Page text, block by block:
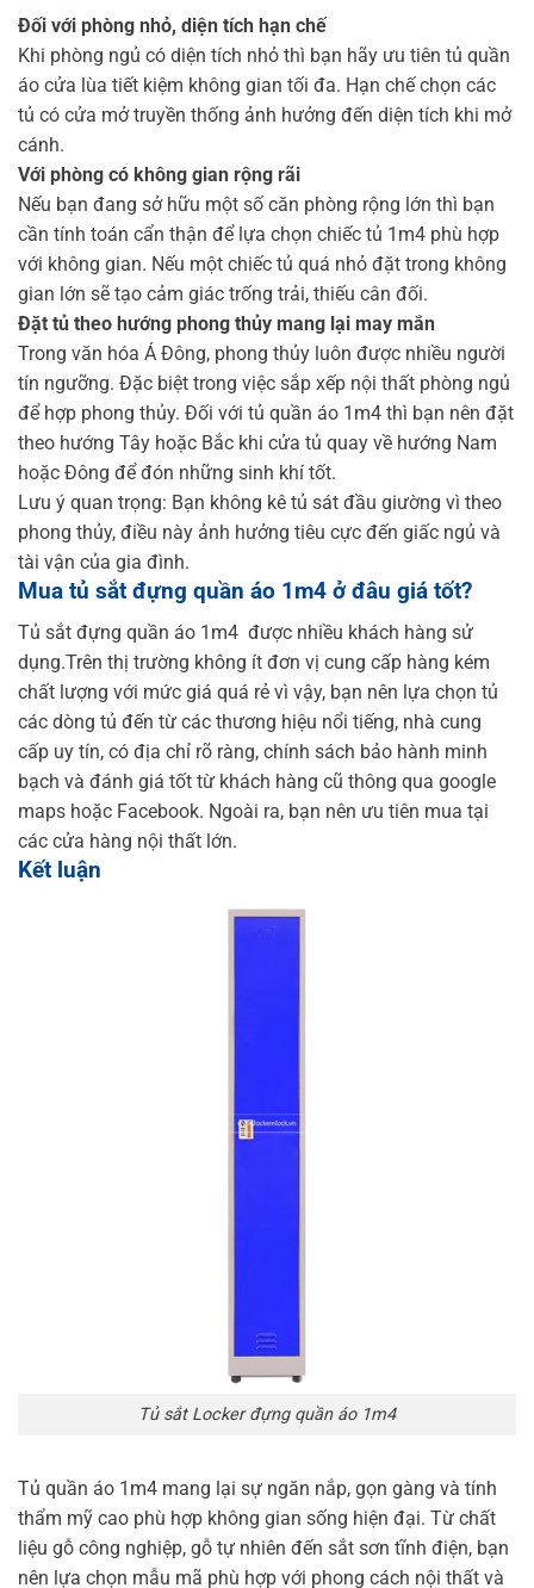
Đối với phòng nhỏ, diện tích hạn chế
Khi phòng ngủ có diện tích nhỏ thì bạn hãy ưu tiên tủ quần
áo cửa lùa tiết kiệm không gian tối đa. Hạn chế chọn các
tủ có cửa mở truyền thống ảnh hưởng đến diện tích khi mở
cánh.
Với phòng có không gian rộng rãi
Nếu bạn đang sở hữu một số căn phòng rộng lớn thì bạn
cần tính toán cẩn thận để lựa chọn chiếc tủ 1m4 phù hợp
với không gian. Nếu một chiếc tủ quá nhỏ đặt trong không
gian lớn sẽ tạo cảm giác trống trải, thiếu cân đối.
Đặt tủ theo hướng phong thủy mang lại may mắn
Trong văn hóa Á Đông, phong thủy luôn được nhiều người
tín ngưỡng. Đặc biệt trong việc sắp xếp nội thất phòng ngủ
để hợp phong thủy. Đối với tủ quần áo 1m4 thì bạn nên đặt
theo hướng Tây hoặc Bắc khi cửa tủ quay về hướng Nam
hoặc Đông để đón những sinh khí tốt.
Lưu ý quan trọng: Bạn không kê tủ sát đầu giường vì theo
phong thủy, điều này ảnh hưởng tiêu cực đến giấc ngủ và
tài vận của gia đình.
Mua tủ sắt đựng quần áo 1m4 ở đâu giá tốt?
Tủ sắt đựng quần áo 1m4 được nhiều khách hàng sử
dụng.Trên thị trường không ít đơn vị cung cấp hàng kém
chất lượng với mức giá quá rẻ vì vậy, bạn nên lựa chọn tủ
các dòng tủ đến từ các thương hiệu nổi tiếng, nhà cung
cấp uy tín, có địa chỉ rõ ràng, chính sách bảo hành minh
bạch và đánh giá tốt từ khách hàng cũ thông qua google
maps hoặc Facebook. Ngoài ra, bạn nên ưu tiên mua tại
các cửa hàng nội thất lớn.
Kết luận
Tủ sắt Locker đựng quần áo 1m4
Tủ quần áo 1m4 mang lại sự ngăn nắp, gọn gàng và tính
thẩm mỹ cao phù hợp không gian sống hiện đại. Từ chất
liệu gỗ công nghiệp, gỗ tự nhiên đến sắt sơn tĩnh điện, bạn
nên lựa chọn mẫu mã phù hợp với phong cách nội thất và